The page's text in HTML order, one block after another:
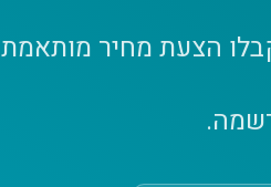
הצעת מחיר מותאמת